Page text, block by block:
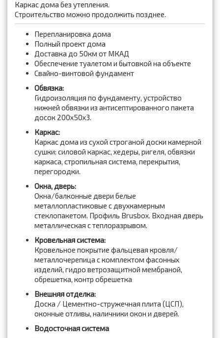
Каркас дома без утепления.
Строительство можно продолжить позднее.
Перепланировка дома
Полный проект дома
Доставка до 50км от МКАД
Обеспечение туалетом и бытовкой на объекте
Свайно-винтовой фундамент
Обвязка:
Гидроизоляция по фундаменту, устройство
нижней обвязки из антисептированного пакета
досок 200x50x3.
Каркас:
Каркас дома из сухой строганой доски камерной
сушки: силовой каркас, хедеры, ригеля, обвязки
каркаса, стропильная система, перекрытия,
перегородки.
Окна, дверь:
Окна/балконные двери белые
металлопластиковые с двухкамерным
стеклопакетом. Профиль Brusbox. Входная дверь
металлическая с теплоразрывом.
Кровельная система:
Кровельное покрытие фальцевая кровля/
металлочерепица с комплектом фасонных
изделий, гидро ветрозащитной мембраной,
обрешетка, контр обрешетка
Внешняя отделка:
Доска / Цементно-стружечная плита (ЦСП),
оконные отливы, наличники окон и дверей.
Водосточная система